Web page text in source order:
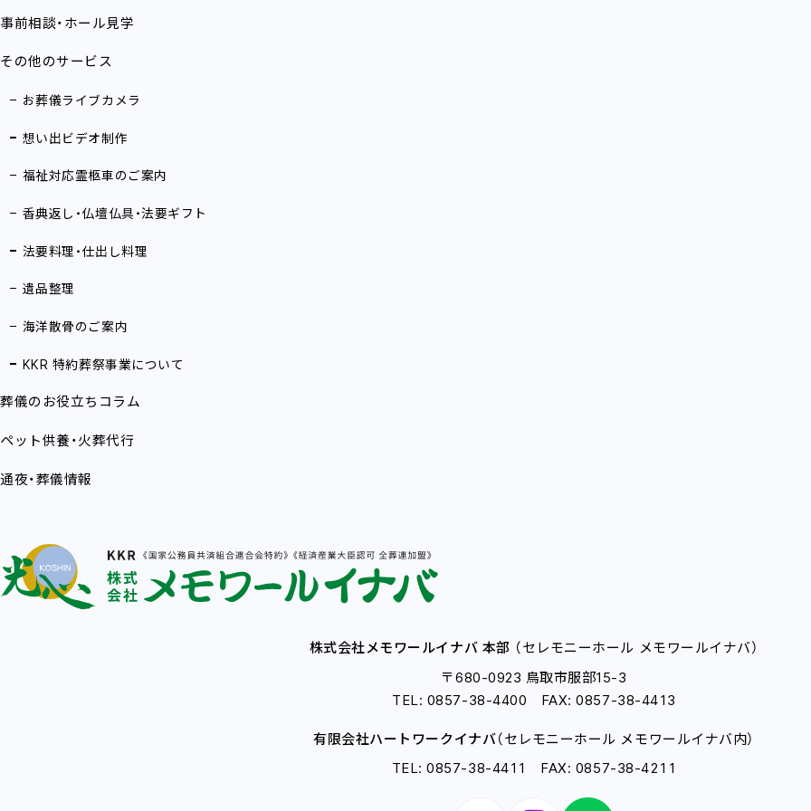
事前相談・ホール見学
その他のサービス
お葬儀ライブカメラ
想い出ビデオ制作
福祉対応霊柩車のご案内
香典返し・仏壇仏具・法要ギフト
法要料理・仕出し料理
遺品整理
海洋散骨のご案内
KKR 特約葬祭事業について
葬儀のお役立ちコラム
ペット供養・火葬代行
通夜・葬儀情報
株式会社メモワールイナバ 本部 （セレモニーホール メモワールイナバ）
〒680-0923 鳥取市服部15-3
TEL: 0857-38-4400 FAX: 0857-38-4413
有限会社ハートワークイナバ（セレモニーホール メモワールイナバ内）
TEL: 0857-38-4411 FAX: 0857-38-4211